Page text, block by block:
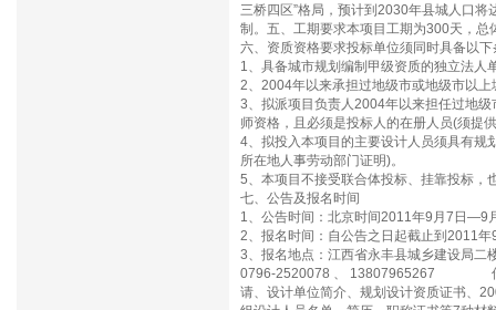
三桥四区”格局，预计到2030年县城人口
制。五、工期要求本项目工期为300天，
六、资质资格要求投标单位须同时具备以下
1、具备城市规划编制甲级资质的独立法人
2、2004年以来承担过地级市或地级市以
3、拟派项目负责人2004年以来担任过地
师资格，且必须是投标人的在册人员(须提
4、拟投入本项目的主要设计人员须具有规
所在地人事劳动部门证明)。
5、本项目不接受联合体投标、挂靠投标，
七、公告及报名时间
1、公告时间：北京时间2011年9月7日—9
2、报名时间：自公告之日起截止到2011
3、报名地点：江西省永丰县城乡建设局
0796-2520078 、 13807965267 传 真
请、设计单位简介、规划设计资质证书、